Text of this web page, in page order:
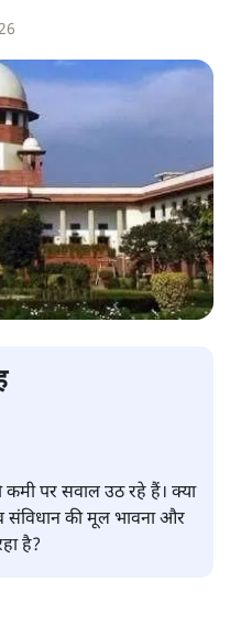
कमी पर सवाल उठ रहे हैं। क्या
संविधान की मूल भावना और
है?